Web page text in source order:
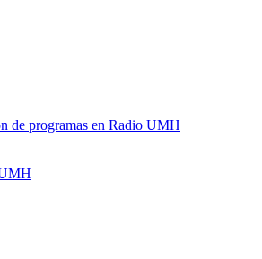
de programas en Radio UMH